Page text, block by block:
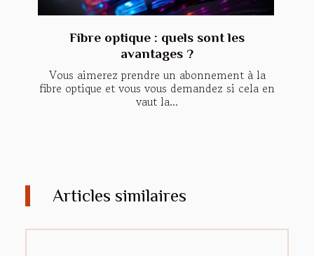
Fibre optique : quels sont les
avantages ?
Vous aimerez prendre un abonnement à la
fibre optique et vous vous demandez si cela en
vaut la...
Articles similaires